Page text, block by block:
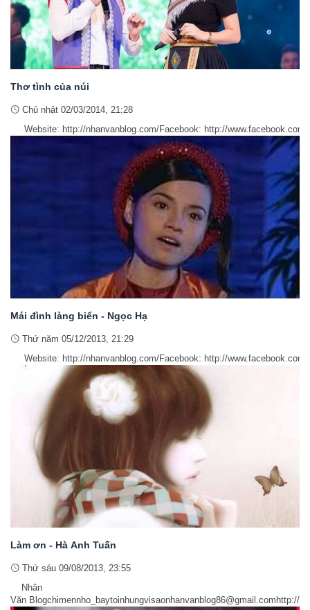
Thơ tình của núi
Chủ nhật 02/03/2014, 21:28
Website: http://nhanvanblog.com/Facebook: http://
Mái đình làng biển - Ngọc Hạ
Thứ năm 05/12/2013, 21:29
Website: http://nhanvanblog.com/Facebook: http://
Làm ơn - Hà Anh Tuấn
Thứ sáu 09/08/2013, 23:55
Nhân
Văn Blogchimennho_baytoinhungvisaonhanvanblog86@gmail.comhttp://